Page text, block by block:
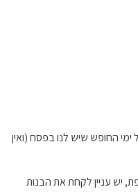
החופש שיש לנו בפסח (ואין
יש עניין לקחת את הבנות